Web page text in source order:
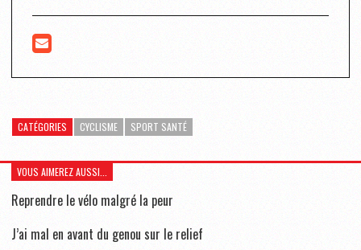
CATÉGORIES CYCLISME SPORT SANTÉ
VOUS AIMEREZ AUSSI...
Reprendre le vélo malgré la peur
J’ai mal en avant du genou sur le relief